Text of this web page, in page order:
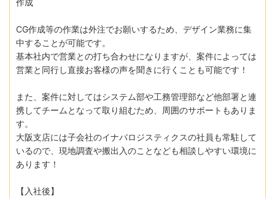
CG作成等の作業は外注でお願いするため、デザイン業務に集
中することが可能です。
基本社内で営業との打ち合わせになりますが、案件によっては
営業と同行し直接お客様の声を聞きに行くことも可能です！
また、案件に対してはシステム部や工務管理部など他部署と連
携してチームとなって取り組むため、周囲のサポートもありま
す。
大阪支店には子会社のイナバロジスティクスの社員も常駐して
いるので、現地調査や搬出入のことなども相談しやすい環境に
あります！
【入社後】